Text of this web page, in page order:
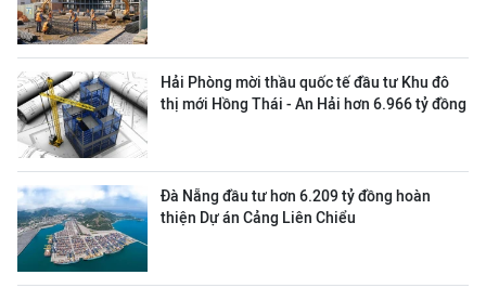
Hải Phòng mời thầu quốc tế đầu tư Khu đô
thị mới Hồng Thái - An Hải hơn 6.966 tỷ đồng
Đà Nẵng đầu tư hơn 6.209 tỷ đồng hoàn
thiện Dự án Cảng Liên Chiểu